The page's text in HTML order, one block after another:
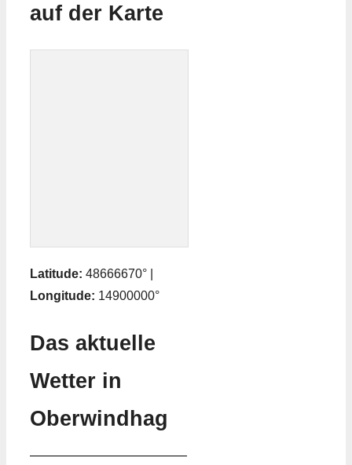
auf der Karte
Latitude: 48666670° |
Longitude: 14900000°
Das aktuelle
Wetter in
Oberwindhag